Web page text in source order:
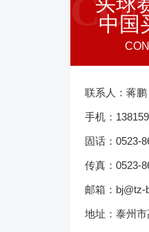
中国
联系人：蒋鹏
手机：
固话：0523-
传真：0523-
邮箱：bj@tz-
地址：泰州